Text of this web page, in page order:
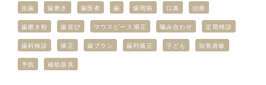
虫歯 歯磨き 歯医者 歯 歯周病 口臭 治療
歯磨き粉 歯並び マウスピース矯正 噛み合わせ 定期検診
歯科検診 矯正 歯ブラシ 歯列矯正 子ども 知覚過敏
予防 補助器具